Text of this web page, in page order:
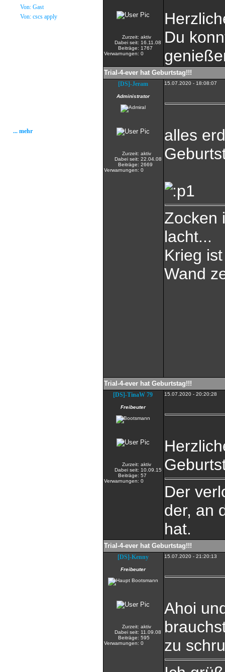
Von: Gast
Von: cscs apply
... mehr
Zurzeit: aktiv
Dabei seit: 16.11.08
Beiträge: 1767
Verwarnungen: 0
Du
Trial-4-ever hat Geburtstag!!!
[DS]-Jeram
Administrator
Zurzeit: aktiv
Dabei seit: 22.04.08
Beiträge: 2669
Verwarnungen: 0
15.07.2020 - 18:08:07
alles
Zocken
lacht...
Krieg
Wand
Trial-4-ever hat Geburtstag!!!
[DS]-TinaW 79
Freibeuter
Zurzeit: aktiv
Dabei seit: 10.09.15
Beiträge: 57
Verwarnungen: 0
15.07.2020 - 20:20:28
Der
der, an
hat.
Trial-4-ever hat Geburtstag!!!
[DS]-Kenny
Freibeuter
Zurzeit: aktiv
Dabei seit: 11.09.08
Beiträge: 595
Verwarnungen: 0
15.07.2020 - 21:20:13
Ahoi
zu